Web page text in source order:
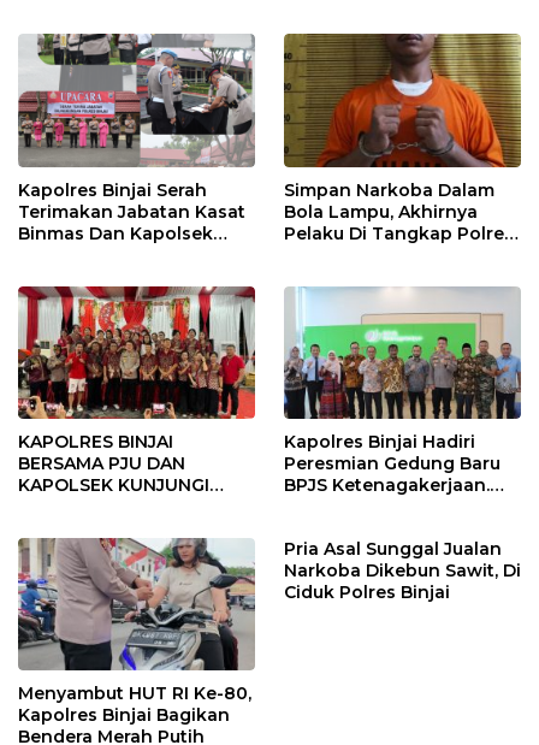
Kapolres Binjai Serah
Terimakan Jabatan Kasat
Binmas Dan Kapolsek
Simpan Narkoba Dalam
Bola Lampu, Akhirnya
Pelaku Di Tangkap Polres
KAPOLRES BINJAI
BERSAMA PJU DAN
KAPOLSEK KUNJUNGI
Kapolres Binjai Hadiri
Peresmian Gedung Baru
BPJS Ketenagakerjaan.
Menyambut HUT RI Ke-80,
Kapolres Binjai Bagikan
Bendera Merah Putih
Pria Asal Sunggal Jualan
Narkoba Dikebun Sawit, Di
Ciduk Polres Binjai